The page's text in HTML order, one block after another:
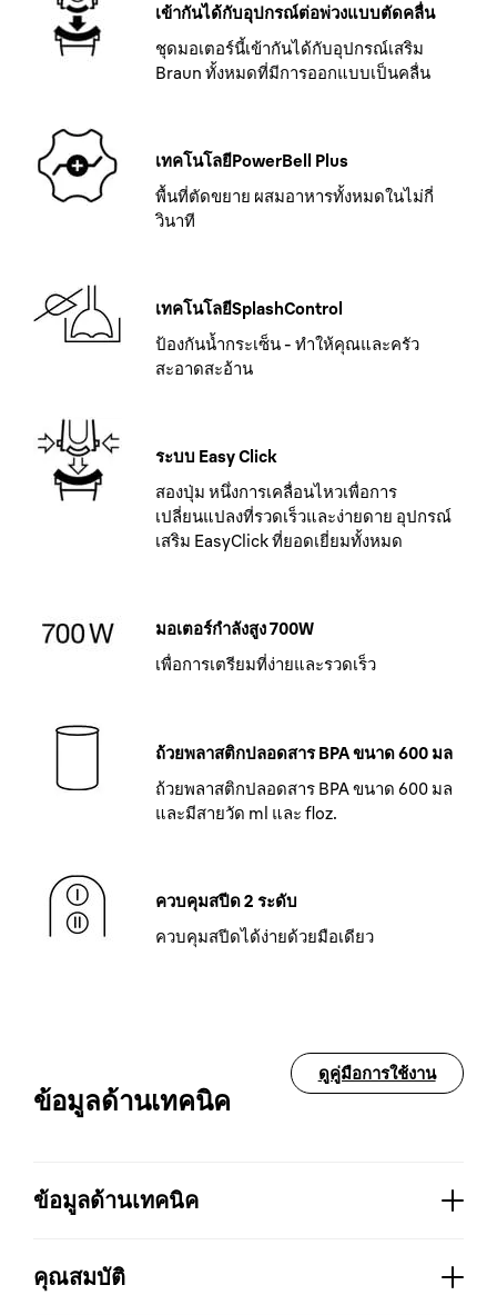
เข้ากันได้กับอุปกรณ์ต่อพ่วงแบบตัดคลื่น
ชุดมอเตอร์นี้เข้ากันได้กับอุปกรณ์เสริม
Braun ทั้งหมดที่มีการออกแบบเป็นคลื่น
เทคโนโลยีPowerBell Plus
พื้นที่ตัดขยาย ผสมอาหารทั้งหมดในไม่กี่
วินาที
เทคโนโลยีSplashControl
ป้องกันน้ำกระเซ็น - ทำให้คุณและครัว
สะอาดสะอ้าน
ระบบ Easy Click
สองปุ่ม หนึ่งการเคลื่อนไหวเพื่อการ
เปลี่ยนแปลงที่รวดเร็วและง่ายดาย อุปกรณ์
เสริม EasyClick ที่ยอดเยี่ยมทั้งหมด
มอเตอร์กำลังสูง 700W
เพื่อการเตรียมที่ง่ายและรวดเร็ว
ถ้วยพลาสติกปลอดสาร BPA ขนาด 600 มล
ถ้วยพลาสติกปลอดสาร BPA ขนาด 600 มล
และมีสายวัด ml และ floz.
ควบคุมสปีด 2 ระดับ
ควบคุมสปีดได้ง่ายด้วยมือเดียว
ข้อมูลด้านเทคนิค
ดูคู่มือการใช้งาน
ข้อมูลด้านเทคนิค
กำลังไฟ (W):
คุณสมบัติ